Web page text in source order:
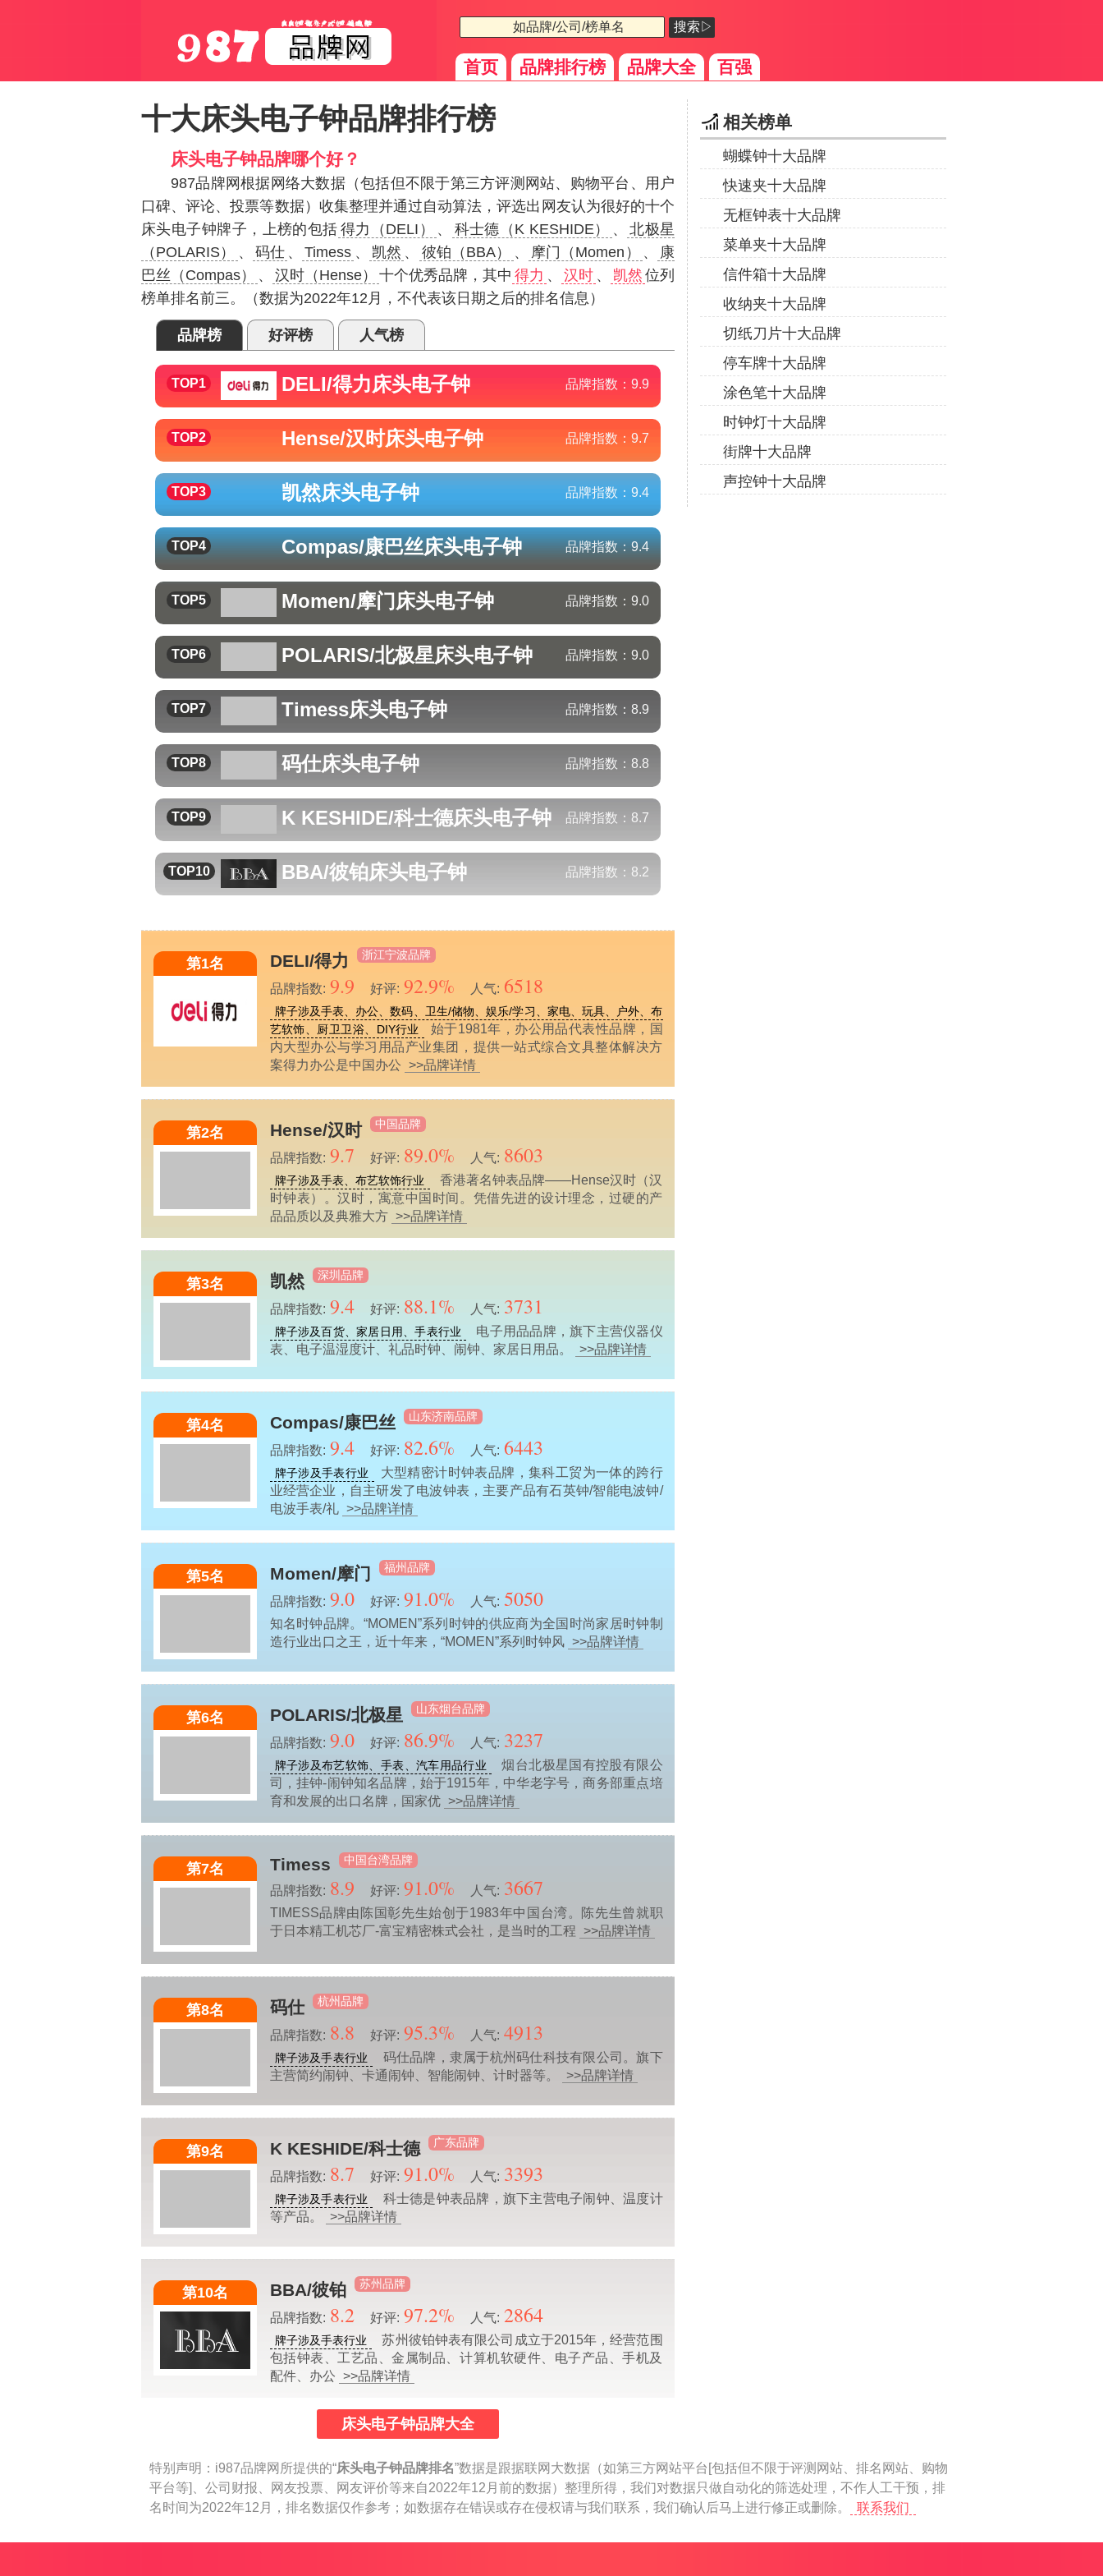
搜索▷
首页 品牌排行榜 品牌大全 百强
十大床头电子钟品牌排行榜
床头电子钟品牌哪个好？
987品牌网根据网络大数据（包括但不限于第三方评测网站、购物平台、用户
口碑、评论、投票等数据）收集整理并通过自动算法，评选出网友认为很好的十个
床头电子钟牌子，上榜的包括 得力（DELI） 、 科士德（K KESHIDE） 、
北极星
（POLARIS）
、 码仕 、 Timess 、 凯然 、 彼铂（BBA） 、 摩门（Momen） 、
康
巴丝（Compas）
、 汉时（Hense） 十个优秀品牌，其中 得力 、 汉时 、 凯然 位列
榜单排名前三。（数据为2022年12月，不代表该日期之后的排名信息）
品牌榜 好评榜 人气榜
TOP1 DELI/得力床头电子钟 品牌指数： 9.9
TOP2 Hense/汉时床头电子钟 品牌指数： 9.7
TOP3 凯然床头电子钟 品牌指数： 9.4
TOP4 Compas/康巴丝床头电子钟 品牌指数：9.4
TOP5 Momen/摩门 床头电子钟 品牌指数： 9.0
TOP6 POLARIS/北极星床头电子钟 品牌指数： 9.0
TOP7 Timess床头电子钟 品牌指数： 8.9
TOP8 码仕床头电子钟 品牌指数： 8.8
TOP9 K KESHIDE/科士德床头电子钟 品牌指数： 8.7
TOP10 BBA/彼铂床头电子钟 品牌指数： 8.2
第1名 DELI/得力 浙江宁波品牌
品牌指数: 9.9 好评: 92.9% 人气: 6518
牌子涉及手表、办公、数码、卫生/储物、娱乐/学习、家电、玩具、户外、布
艺软饰、厨卫卫浴、DIY行业
始于1981年，办公用品代表性品牌，国
内大型办公与学习用品产业集团，提供一站式综合文具整体解决方
案得力办公是中国办公 >>品牌详情
第2名 Hense/汉时 中国品牌
品牌指数: 9.7 好评: 89.0% 人气: 8603
牌子涉及手表、布艺软饰行业
香港著名钟表品牌——Hense汉时（汉
时钟表）。汉时，寓意中国时间。凭借先进的设计理念，过硬的产
品品质以及典雅大方 >>品牌详情
第3名 凯然 深圳品牌
品牌指数: 9.4 好评: 88.1% 人气: 3731
牌子涉及百货、家居日用、手表行业
电子用品品牌，旗下主营仪器仪
表、电子温湿度计、礼品时钟、闹钟、家居日用品。
>>品牌详情
第4名 Compas/康巴丝 山东济南品牌
品牌指数: 9.4 好评: 82.6% 人气: 6443
牌子涉及手表行业
大型精密计时钟表品牌，集科工贸为一体的跨行
业经营企业，自主研发了电波钟表，主要产品有石英钟/智能电波钟/
电波手表/礼 >>品牌详情
第5名 Momen/摩门 福州品牌
品牌指数: 9.0 好评: 91.0% 人气: 5050
知名时钟品牌。“MOMEN”系列时钟的供应商为全国时尚家居时钟制
造行业出口之王，近十年来，“MOMEN”系列时钟风 >>品牌详情
第6名 POLARIS/北极星 山东烟台品牌
品牌指数: 9.0 好评: 86.9% 人气: 3237
牌子涉及布艺软饰、手表、汽车用品行业
烟台北极星国有控股有限公
司，挂钟-闹钟知名品牌，始于1915年，中华老字号，商务部重点培
育和发展的出口名牌，国家优 >>品牌详情
第7名 Timess 中国台湾品牌
品牌指数: 8.9 好评: 91.0% 人气: 3667
TIMESS品牌由陈国彰先生始创于1983年中国台湾。陈先生曾就职
于日本精工机芯厂-富宝精密株式会社，是当时的工程
>>品牌详情
第8名 码仕 杭州品牌
品牌指数: 8.8 好评: 95.3% 人气: 4913
牌子涉及手表行业
码仕品牌，隶属于杭州码仕科技有限公司。旗下
主营简约闹钟、卡通闹钟、智能闹钟、计时器等。
>>品牌详情
第9名 K KESHIDE/科士德 广东品牌
品牌指数: 8.7 好评: 91.0% 人气: 3393
牌子涉及手表行业
科士德是钟表品牌，旗下主营电子闹钟、温度计
等产品。
>>品牌详情
第10名 BBA/彼铂 苏州品牌
品牌指数: 8.2 好评: 97.2% 人气: 2864
牌子涉及手表行业
苏州彼铂钟表有限公司成立于2015年，经营范围
包括钟表、工艺品、金属制品、计算机软硬件、电子产品、手机及
配件、办公 >>品牌详情
床头电子钟品牌大全
相关榜单
蝴蝶钟十大品牌
快速夹十大品牌
无框钟表十大品牌
菜单夹十大品牌
信件箱十大品牌
收纳夹十大品牌
切纸刀片十大品牌
停车牌十大品牌
涂色笔十大品牌
时钟灯十大品牌
街牌十大品牌
声控钟十大品牌
特别声明： i987品牌网所提供的“床头电子钟品牌排名”数据是跟据联网大数据（如第三方网站平台[包括但不限于评测网站、排名网站、购物
平台等]、公司财报、网友投票、网友评价等来自2022年12月前的数据）整理所得，我们对数据只做自动化的筛选处理，不作人工干预，排
名时间为2022年12月，排名数据仅作参考；如数据存在错误或存在侵权请与我们联系，我们确认后马上进行修正或删除。
联系我们